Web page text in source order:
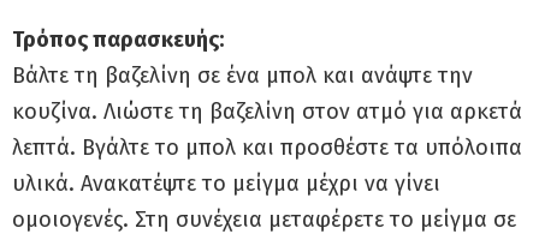
Τρόπος παρασκευής:
Βάλτε τη βαζελίνη σε ένα μπολ και ανάψτε την
κουζίνα. Λιώστε τη βαζελίνη στον ατμό για αρκετά
λεπτά. Βγάλτε το μπολ και προσθέστε τα υπόλοιπα
υλικά. Ανακατέψτε το μείγμα μέχρι να γίνει
ομοιογενές. Στη συνέχεια μεταφέρετε το μείγμα σε